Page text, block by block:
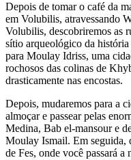
Depois de tomar o café da
em Volubilis, atravessando
Volubilis, descobriremos as
sítio arqueológico da
para Moulay Idriss, uma
rochosos das colinas de
drasticamente nas encostas.
Depois, mudaremos para a
almoçar e passear pelas
Medina, Bab el-mansour e
Moulay Ismail. Em seguida,
de Fes, onde você passará